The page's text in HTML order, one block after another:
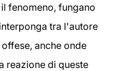
fenomeno, fungano
tra l'autore
anche onde
reazione di queste